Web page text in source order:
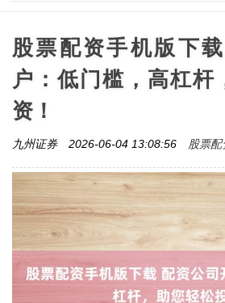
股票配资手机版下
户：低门槛，高杠杆
资！
九州证券 2026-06-04 13:08:56 股票